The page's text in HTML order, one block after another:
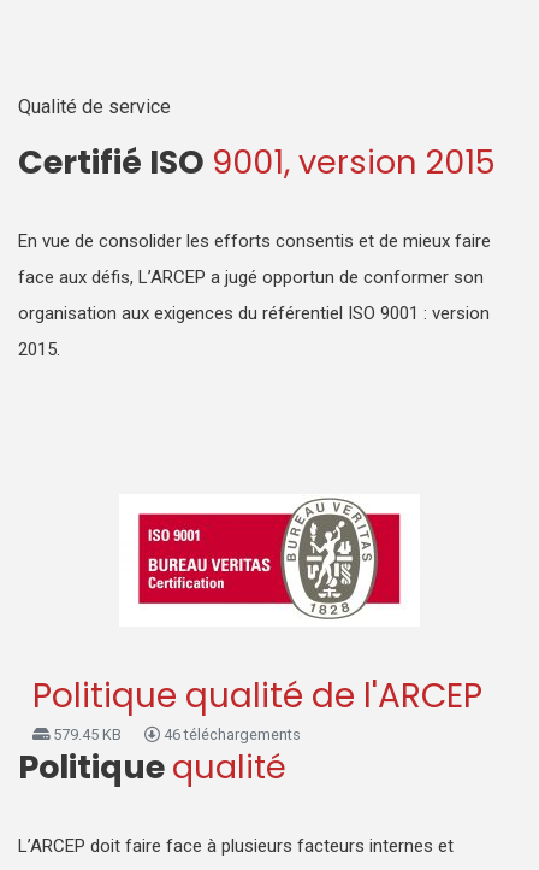
Qualité de service
Certifié ISO 9001, version 2015
En vue de consolider les efforts consentis et de mieux faire
face aux défis, L’ARCEP a jugé opportun de conformer son
organisation aux exigences du référentiel ISO 9001 : version
2015.
Politique qualité de l'ARCEP
579.45 KB 46 téléchargements
Politiquequalité
L’ARCEP doit faire face à plusieurs facteurs internes et